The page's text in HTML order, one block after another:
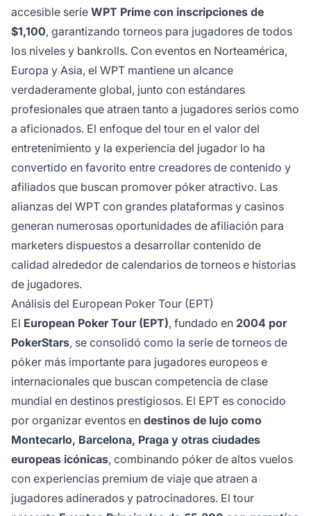
accesible serie WPT Prime con inscripciones de
$1,100, garantizando torneos para jugadores de todos
los niveles y bankrolls. Con eventos en Norteamérica,
Europa y Asia, el WPT mantiene un alcance
verdaderamente global, junto con estándares
profesionales que atraen tanto a jugadores serios como
a aficionados. El enfoque del tour en el valor del
entretenimiento y la experiencia del jugador lo ha
convertido en favorito entre creadores de contenido y
afiliados que buscan promover póker atractivo. Las
alianzas del WPT con grandes plataformas y casinos
generan numerosas oportunidades de afiliación para
marketers dispuestos a desarrollar contenido de
calidad alrededor de calendarios de torneos e historias
de jugadores.
Análisis del European Poker Tour (EPT)
El European Poker Tour (EPT), fundado en 2004 por
PokerStars, se consolidó como la serie de torneos de
póker más importante para jugadores europeos e
internacionales que buscan competencia de clase
mundial en destinos prestigiosos. El EPT es conocido
por organizar eventos en destinos de lujo como
Montecarlo, Barcelona, Praga y otras ciudades
europeas icónicas, combinando póker de altos vuelos
con experiencias premium de viaje que atraen a
jugadores adinerados y patrocinadores. El tour